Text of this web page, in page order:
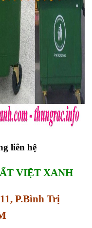
liên hệ
VIỆT XANH
P.Bình Trị